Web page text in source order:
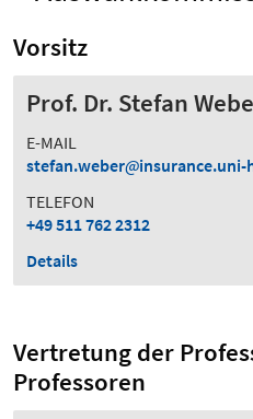
Vorsitz
Prof. Dr. Stefan
E-MAIL
stefan.weber
insurance.uni-
TELEFON
+49 511 762 2312
Details
Vertretung der
Professoren